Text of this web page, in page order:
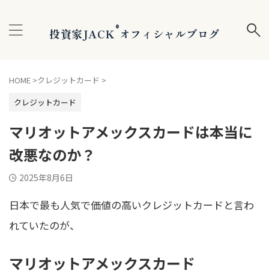
投資家JACK®オフィシャルブログ
HOME >クレジットカード >
クレジットカード
マリオットアメックスカードは本当に
改悪なのか？
2025年8月6日
日本で最も人気で価値の高いクレジットカードと言わ
れていたのが、
マリオットアメックスカード